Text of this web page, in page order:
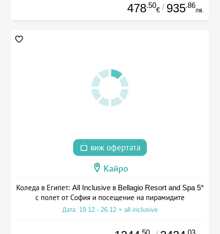
478.50
€ / 935.86
лв.
виж офертата
Кайро
Коледа в Египет: All Inclusive в Bellagio Resort and Spa 5*
с полет от София и посещение на пирамидите
Дата: 19.12 - 26.12 + all inclusive